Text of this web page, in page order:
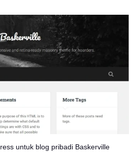
untuk blog pribadi Baskerville